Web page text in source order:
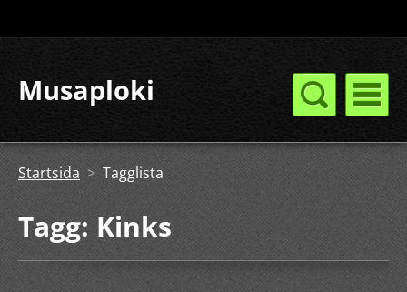
Musaploki
Startsida > Tagglista
Tagg: Kinks